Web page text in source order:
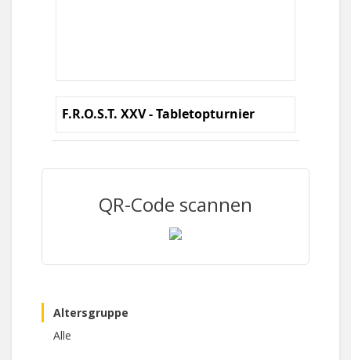
F.R.O.S.T. XXV - Tabletopturnier
QR-Code scannen
Altersgruppe
Alle